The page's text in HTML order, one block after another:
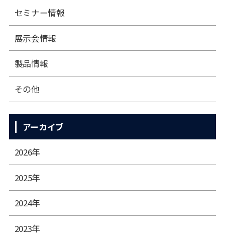
セミナー情報
展⽰会情報
製品情報
その他
アーカイブ
2026年
2025年
2024年
2023年